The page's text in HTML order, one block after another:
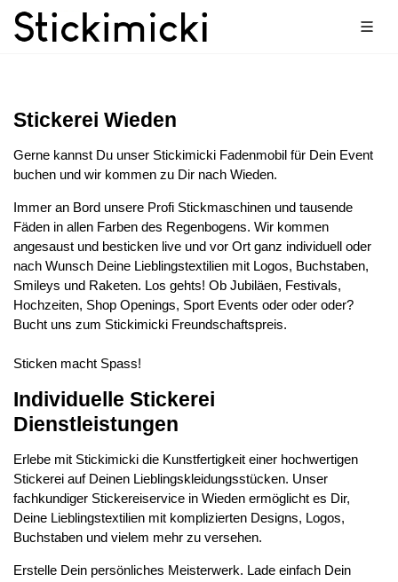
Stickerei Wieden
Gerne kannst Du unser Stickimicki Fadenmobil für Dein Event
buchen und wir kommen zu Dir nach Wieden.
Immer an Bord unsere Profi Stickmaschinen und tausende
Fäden in allen Farben des Regenbogens. Wir kommen
angesaust und besticken live und vor Ort ganz individuell oder
nach Wunsch Deine Lieblingstextilien mit Logos, Buchstaben,
Smileys und Raketen. Los gehts! Ob Jubiläen, Festivals,
Hochzeiten, Shop Openings, Sport Events oder oder oder?
Bucht uns zum Stickimicki Freundschaftspreis.
Sticken macht Spass!
Individuelle Stickerei
Dienstleistungen
Erlebe mit Stickimicki die Kunstfertigkeit einer hochwertigen
Stickerei auf Deinen Lieblingskleidungsstücken. Unser
fachkundiger Stickereiservice in Wieden ermöglicht es Dir,
Deine Lieblingstextilien mit komplizierten Designs, Logos,
Buchstaben und vielem mehr zu versehen.
Erstelle Dein persönliches Meisterwerk. Lade einfach Dein